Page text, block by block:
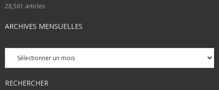
28,561 articles
ARCHIVES MENSUELLES
Archives
mensuelles
RECHERCHER